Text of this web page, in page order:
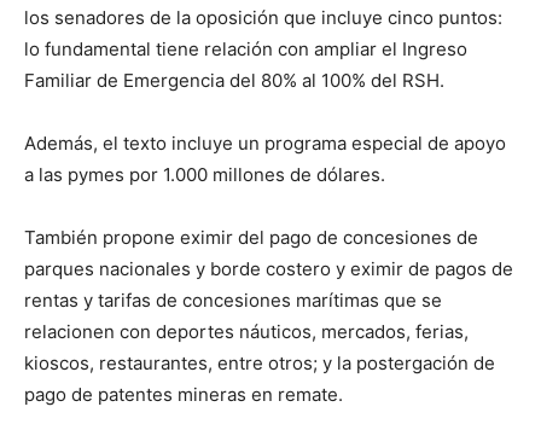
los senadores de la oposición que incluye cinco puntos:
lo fundamental tiene relación con ampliar el Ingreso
Familiar de Emergencia del 80% al 100% del RSH.
Además, el texto incluye un programa especial de apoyo
a las pymes por 1.000 millones de dólares.
También propone eximir del pago de concesiones de
parques nacionales y borde costero y eximir de pagos de
rentas y tarifas de concesiones marítimas que se
relacionen con deportes náuticos, mercados, ferias,
kioscos, restaurantes, entre otros; y la postergación de
pago de patentes mineras en remate.